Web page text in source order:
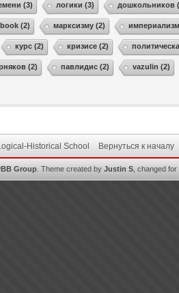
(3) логики (3) дошкольников
(2) марксизму (2)
курс (2) кризисе (2)
(2) павлидис (2) vazulin (2)
Historical School Вернуться к началу
Group Theme created by Justin S , changed